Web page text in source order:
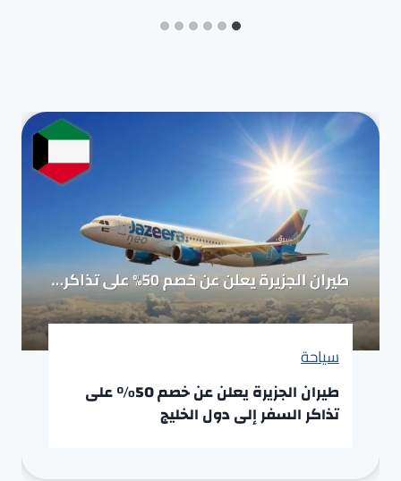
سياحة
طيران الجزيرة يعلن عن خصم 50% على
تذاكر السفر إلى دول الخليج